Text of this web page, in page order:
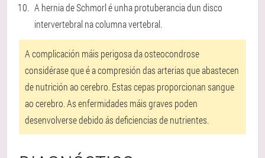
A hernia de Schmorl é unha protuberancia dun disco
intervertebral na columna vertebral.
A complicación máis perigosa da osteocondrose
considérase que é a compresión das arterias que abastecen
de nutrición ao cerebro. Estas cepas proporcionan sangue
ao cerebro. As enfermidades máis graves poden
desenvolverse debido ás deficiencias de nutrientes.